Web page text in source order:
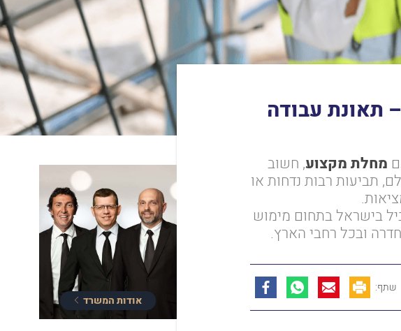
תאונת עבודה
מחלת מקצוע, חשוב
תביעות רבות נדחות או
בישראל בתחום מימוש
ובכל רחבי הארץ.
שתף:
אודות המשרד